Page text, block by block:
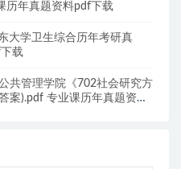
历年真题资料pdf下载
大学卫生综合历年考研真
载
共管理学院《702社会研究方
案).pdf 专业课历年真题资料